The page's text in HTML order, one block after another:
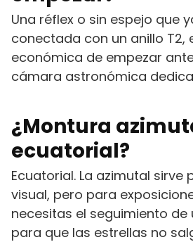
Una réflex o sin espejo que
conectada con un anillo T2,
económica de empezar
cámara astronómica
¿Montura
ecuatorial?
Ecuatorial. La azimutal sirve
visual, pero para
necesitas el seguimiento
para que las estrellas no